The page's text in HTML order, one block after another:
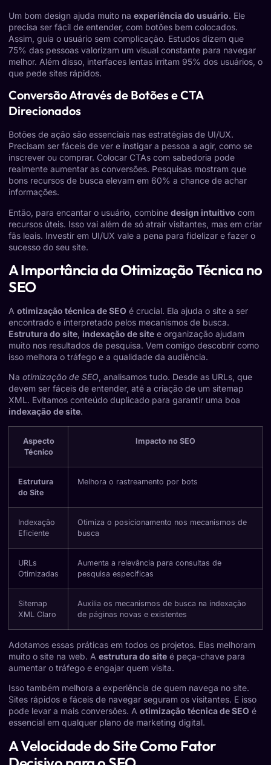
Um bom design ajuda muito na experiência do usuário. Ele
precisa ser fácil de entender, com botões bem colocados.
Assim, guia o usuário sem complicação. Estudos dizem que
75% das pessoas valorizam um visual constante para navegar
melhor. Além disso, interfaces lentas irritam 95% dos usuários, o
que pede sites rápidos.
Conversão Através de Botões e CTA
Direcionados
Botões de ação são essenciais nas estratégias de UI/UX.
Precisam ser fáceis de ver e instigar a pessoa a agir, como se
inscrever ou comprar. Colocar CTAs com sabedoria pode
realmente aumentar as conversões. Pesquisas mostram que
bons recursos de busca elevam em 60% a chance de achar
informações.
Então, para encantar o usuário, combine design intuitivo com
recursos úteis. Isso vai além de só atrair visitantes, mas em criar
fãs leais. Investir em UI/UX vale a pena para fidelizar e fazer o
sucesso do seu site.
A Importância da Otimização Técnica no
SEO
A otimização técnica de SEO é crucial. Ela ajuda o site a ser
encontrado e interpretado pelos mecanismos de busca.
Estrutura do site, indexação de site e organização ajudam
muito nos resultados de pesquisa. Vem comigo descobrir como
isso melhora o tráfego e a qualidade da audiência.
Na otimização de SEO, analisamos tudo. Desde as URLs, que
devem ser fáceis de entender, até a criação de um sitemap
XML. Evitamos conteúdo duplicado para garantir uma boa
indexação de site.
Aspecto
Técnico
Impacto no SEO
Estrutura
do Site
Melhora o rastreamento por bots
Indexação
Eficiente
Otimiza o posicionamento nos mecanismos de
busca
URLs
Otimizadas
Aumenta a relevância para consultas de
pesquisa específicas
Sitemap
XML Claro
Auxilia os mecanismos de busca na indexação
de páginas novas e existentes
Adotamos essas práticas em todos os projetos. Elas melhoram
muito o site na web. A estrutura do site é peça-chave para
aumentar o tráfego e engajar quem visita.
Isso também melhora a experiência de quem navega no site.
Sites rápidos e fáceis de navegar seguram os visitantes. E isso
pode levar a mais conversões. A otimização técnica de SEO é
essencial em qualquer plano de marketing digital.
A Velocidade do Site Como Fator